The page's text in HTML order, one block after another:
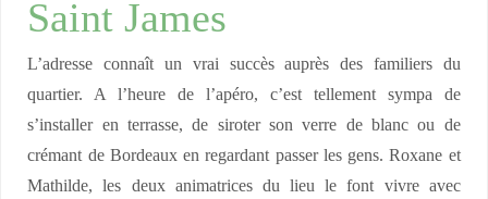
Saint James
L’adresse connaît un vrai succès auprès des familiers du
quartier. A l’heure de l’apéro, c’est tellement sympa de
s’installer en terrasse, de siroter son verre de blanc ou de
crémant de Bordeaux en regardant passer les gens. Roxane et
Mathilde, les deux animatrices du lieu le font vivre avec